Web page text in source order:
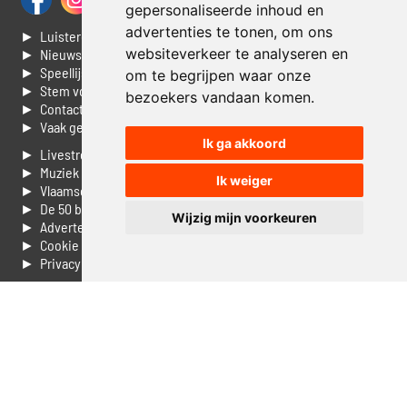
gepersonaliseerde inhoud en
advertenties te tonen, om ons
websiteverkeer te analyseren en
om te begrijpen waar onze
bezoekers vandaan komen.
Ik ga akkoord
Ik weiger
Wijzig mijn voorkeuren
► Luisteren naar Jouwradio
► Nieuws
► Speellijst
► Stem voor de Dag top 3
► Contacteer ons
► Vaak gestelde vragen
► Livestream informatie
► Muziek opzoeken
► Vlaamse 100 Aller tijden
► De 50 beste van...
► Adverteren op Jouwradio
► Cookie voorkeuren wijzigen
► Privacyinformatie